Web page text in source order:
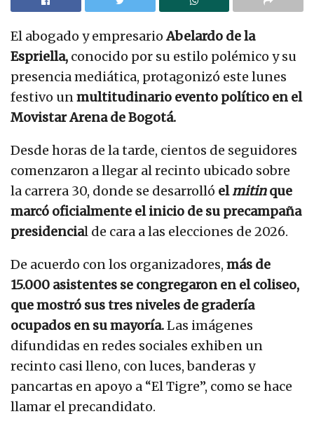
El abogado y empresarioAbelardo de la
Espriella, conocido por su estilo polémico y su
presencia mediática, protagonizó este lunes
festivo unmultitudinario evento político en el
Movistar Arena de Bogotá.
Desde horas de la tarde, cientos de seguidores
comenzaron a llegar al recinto ubicado sobre
la carrera 30, donde se desarrolló elmitinque
marcó oficialmente el inicio de su precampaña
presidencial de cara a las elecciones de 2026.
De acuerdo con los organizadores, más de
15.000 asistentes se congregaron en el coliseo,
que mostró sus tres niveles de gradería
ocupados en su mayoría.Las imágenes
difundidas en redes sociales exhiben un
recinto casi lleno, con luces, banderas y
pancartas en apoyo a “El Tigre”, como se hace
llamar el precandidato.